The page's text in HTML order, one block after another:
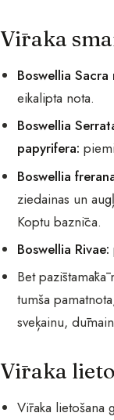
Vīraka
Boswellia Sacra
eikalipta nota.
Boswellia
papyrifera:
Boswellia
ziedainas un
Koptu baznīca.
Boswellia Rivae:
Bet
tumša
sveķainu,
Vīraka
Vīraka lietošana